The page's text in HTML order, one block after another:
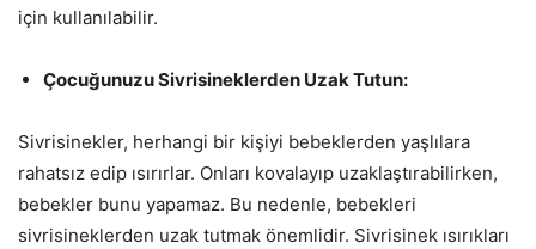
için kullanılabilir.
Çocuğunuzu Sivrisineklerden Uzak Tutun:
Sivrisinekler, herhangi bir kişiyi bebeklerden yaşlılara
rahatsız edip ısırırlar. Onları kovalayıp uzaklaştırabilirken,
bebekler bunu yapamaz. Bu nedenle, bebekleri
sivrisineklerden uzak tutmak önemlidir. Sivrisinek ısırıkları